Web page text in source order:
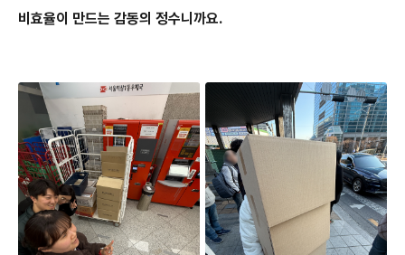
비효율이 만드는 감동의 정수니까요.